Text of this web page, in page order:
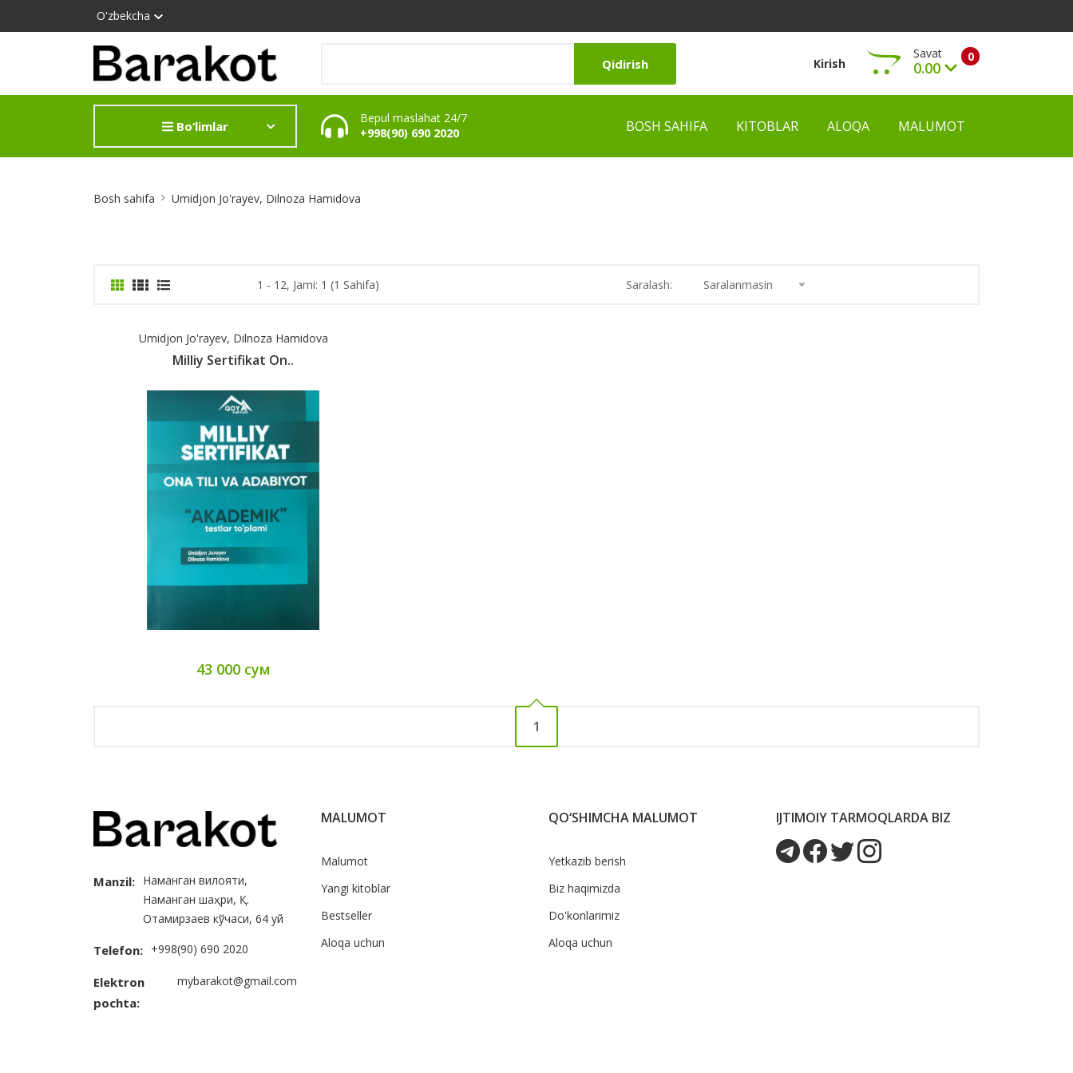
O'zbekcha
Qidirish Kirish 0
Savat
0.00
Ko‘rish
Bo‘limlar
Bepul maslahat 24/7
+998(90) 690 2020
BOSH SAHIFA KITOBLAR ALOQA MALUMOT
Bosh sahifa Umidjon Jo'rayev, Dilnoza Hamidova
1 - 12, Jami: 1 (1 Sahifa) Saralash: Saralanmasin
Umidjon Jo'rayev, Dilnoza Hamidova
Milliy Sertifikat On..
43 000 сум
1
Manzil: Наманган вилояти,
Наманган шаҳри, Қ.
Отамирзаев кўчаси, 64 уй
Telefon: +998(90) 690 2020
Elektron
pochta:
mybarakot@gmail.com
MALUMOT
Malumot
Yangi kitoblar
Bestseller
Aloqa uchun
QO‘SHIMCHA MALUMOT
Yetkazib berish
Biz haqimizda
Do'konlarimiz
Aloqa uchun
IJTIMOIY TARMOQLARDA BIZ